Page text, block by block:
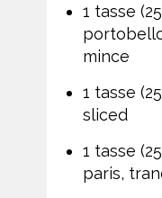
1 tasse
mince
1 tasse
sliced
1 tasse
paris,